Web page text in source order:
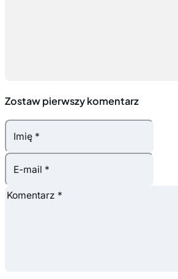
Zostaw pierwszy komentarz